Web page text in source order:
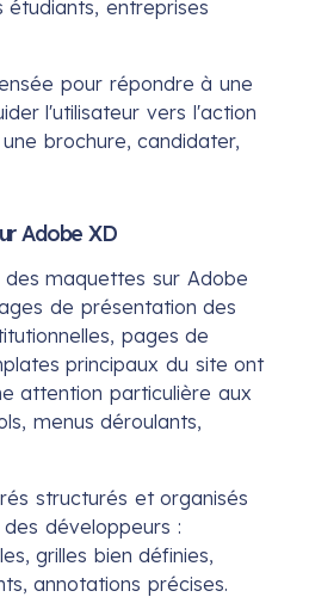
étudiants, entreprises
pour répondre à une
l'utilisateur vers l'action
brochure, candidater,
Adobe XD
maquettes sur Adobe
de présentation des
pages de
principaux du site ont
attention particulière aux
menus déroulants,
structurés et organisés
développeurs :
grilles bien définies,
annotations précises.